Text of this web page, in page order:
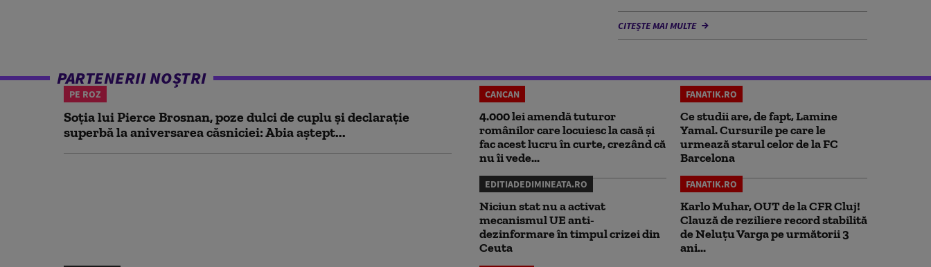
CITEȘTE MAI MULTE
PARTENERII NOȘTRI
PE ROZ
Soția lui Pierce Brosnan, poze dulci de cuplu și declarație
superbă la aniversarea căsniciei: Abia aștept...
CANCAN
4.000 lei amendă tuturor
românilor care locuiesc la casă și
fac acest lucru în curte, crezând că
nu îi vede...
FANATIK.RO
Ce studii are, de fapt, Lamine
Yamal. Cursurile pe care le
urmează starul celor de la FC
Barcelona
EDITIADEDIMINEATA.RO
Niciun stat nu a activat
mecanismul UE anti-
dezinformare în timpul crizei din
Ceuta
FANATIK.RO
Karlo Muhar, OUT de la CFR Cluj!
Clauză de reziliere record stabilită
de Neluțu Varga pe următorii 3
ani...